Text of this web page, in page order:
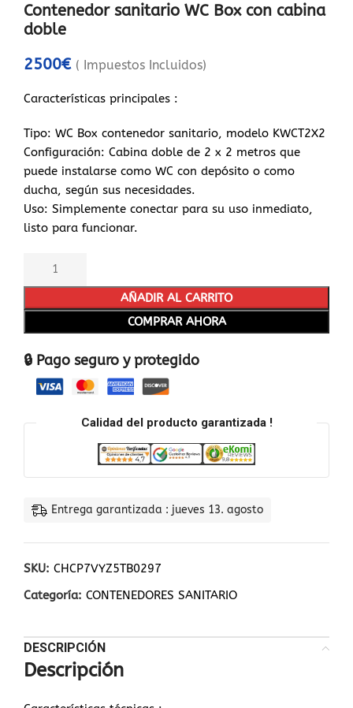
Contenedor sanitario WC Box con cabina
doble
2500€ ( Impuestos Incluidos)
Características principales :
Tipo: WC Box contenedor sanitario, modelo KWCT2X2
Configuración: Cabina doble de 2 x 2 metros que
puede instalarse como WC con depósito o como
ducha, según sus necesidades.
Uso: Simplemente conectar para su uso inmediato,
listo para funcionar.
AÑADIR AL CARRITO
COMPRAR AHORA
🔒 Pago seguro y protegido
Calidad del producto garantizada !
Entrega garantizada : jueves 13. agosto
SKU: CHCP7VYZ5TB0297
Categoría: CONTENEDORES SANITARIO
DESCRIPCIÓN
Descripción